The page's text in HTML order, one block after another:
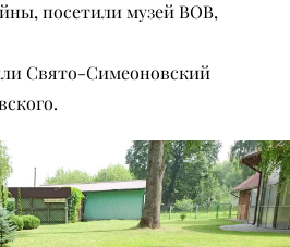
посетили музей ВОВ,
Свято-Симеоновский